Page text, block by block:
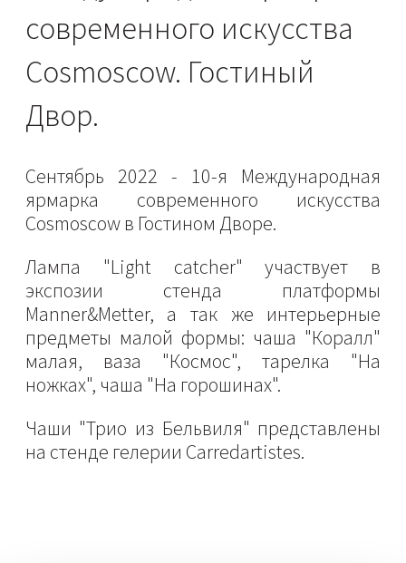
современного искусства
Cosmoscow. Гостиный
Двор.
Сентябрь 2022 - 10-я Международная
ярмарка современного искусства
Cosmoscow в Гостином Дворе.
Лампа "Light catcher" участвует в
экспозии стенда платформы
Manner&Metter, а так же интерьерные
предметы малой формы: чаша "Коралл"
малая, ваза "Космос", тарелка "На
ножках", чаша "На горошинах".
Чаши "Трио из Бельвиля" представлены
на стенде гелерии Carredartistes.